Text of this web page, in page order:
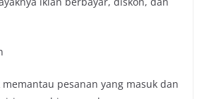
pesanan yang masuk dan